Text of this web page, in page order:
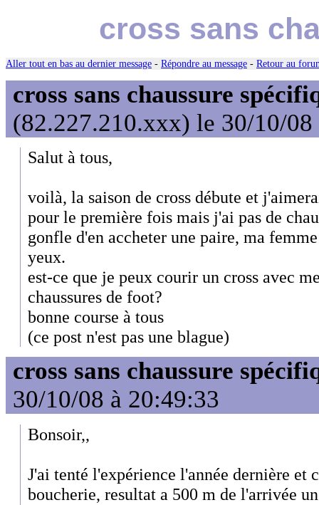
cross sans
Aller tout en bas au dernier message - Répondre au message - Retour au
cross sans chaussure
(82.227.210.xxx) le 30/10/08
Salut à tous,
voilà, la saison de cross débute et
pour le première fois mais j'ai pas de
gonfle d'en accheter une paire, ma
yeux.
est-ce que je peux courir un cross avec
chaussures de foot?
bonne course à tous
(ce post n'est pas une blague)
cross sans chaussure
30/10/08 à 20:49:33
Bonsoir,,
J'ai tenté l'expérience l'année dernière et
boucherie, resultat a 500 m de l'arrivée